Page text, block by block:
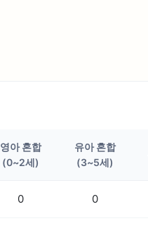
영아 혼합
(0~2세)
유아 혼합
(3~5세)
0 0